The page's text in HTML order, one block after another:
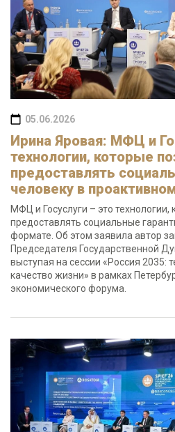
05.06.2026
Ирина Яровая: МФЦ и
технологии, которые
предоставлять
человеку в
МФЦ и Госуслуги – это технологии,
предоставлять социальные
формате. Об этом заявила автор
Председателя Государственной
выступая на сессии «Россия 2035:
качество жизни» в рамках
экономического форума.